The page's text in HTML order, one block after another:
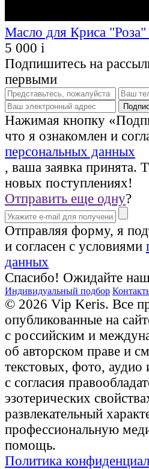
Масло для Криса
5 000 i
Подпишитесь на
первыми
Нажимая кнопку
что я ознакомлен и
персональных данных
, ваша заявка принята.
новых поступлениях!
Отправить еще одну?
Отправляя форму, я
и согласен с условиями
данных
Спасибо! Ожидайте
Индивидуальный подбор
© 2026 Vip Keris. Все
опубликованные на
с российским и
об авторском праве и
текстовых, фото, аудио
с согласия
эзотерических
развлекательный
профессиональную
помощь.
Политика